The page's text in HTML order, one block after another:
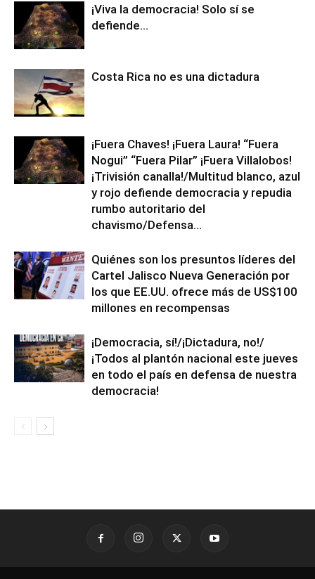
¡Viva la democracia! Solo sí se
defiende…
Costa Rica no es una dictadura
¡Fuera Chaves! ¡Fuera Laura! “Fuera
Nogui” “Fuera Pilar” ¡Fuera Villalobos!
¡Trivisión canalla!/Multitud blanco, azul
y rojo defiende democracia y repudia
rumbo autoritario del
chavismo/Defensa...
Quiénes son los presuntos líderes del
Cartel Jalisco Nueva Generación por
los que EE.UU. ofrece más de US$100
millones en recompensas
¡Democracia, sí!/¡Dictadura, no!/
¡Todos al plantón nacional este jueves
en todo el país en defensa de nuestra
democracia!